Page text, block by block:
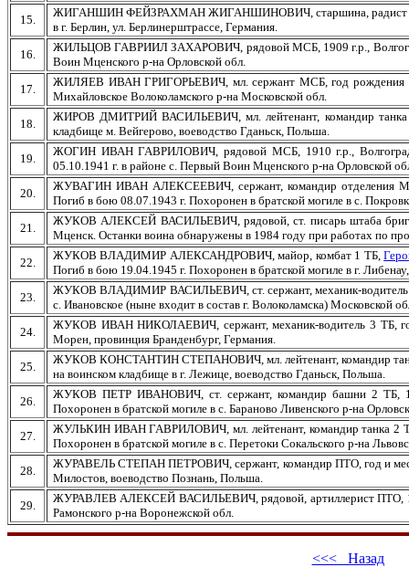
15.
ЖИГАНШИН ФЕЙЗРАХМАН ЖИГАНШИНОВИЧ, старшина, радист р/уп.,
в г. Берлин, ул. Берлинерштрассе, Германия.
16.
ЖИЛЬЦОВ ГАВРИИЛ ЗАХАРОВИЧ, рядовой МСБ, 1909 г.р.,
Воин Мценского р-на Орловской обл.
17.
ЖИЛЯЕВ ИВАН ГРИГОРЬЕВИЧ, мл. сержант МСБ, год рождения не
Михайловское Волоколамского р-на Московской обл.
18.
ЖИРОВ ДМИТРИЙ ВАСИЛЬЕВИЧ, мл. лейтенант, командир танка
кладбище м. Вейгерово, воеводство Гданьск, Польша.
19.
ЖОГИН ИВАН ГАВРИЛОВИЧ, рядовой МСБ, 1910 г.р.,
05.10.1941 г. в районе с. Первый Воин Мценского р-на Орловской
20.
ЖУВАГИН ИВАН АЛЕКСЕЕВИЧ, сержант, командир отделения
Погиб в бою 08.07.1943 г. Похоронен в братской могиле в с.
21.
ЖУКОВ АЛЕКСЕЙ ВАСИЛЬЕВИЧ, рядовой, ст. писарь штаба
Мценск. Останки воина обнаружены в 1984 году при работах по
22.
ЖУКОВ ВЛАДИМИР АЛЕКСАНДРОВИЧ, майор, комбат 1 ТБ,
Погиб в бою 19.04.1945 г. Похоронен в братской могиле в г.
23.
ЖУКОВ ВЛАДИМИР ВАСИЛЬЕВИЧ, ст. сержант, механик-водитель 1
с. Ивановское (ныне входит в состав г. Волоколамска) Московской
24.
ЖУКОВ ИВАН НИКОЛАЕВИЧ, сержант, механик-водитель 3 ТБ,
Морен, провинция Бранденбург, Германия.
25.
ЖУКОВ КОНСТАНТИН СТЕПАНОВИЧ, мл. лейтенант, командир танка
на воинском кладбище в г. Лежице, воеводство Гданьск, Польша.
26.
ЖУКОВ ПЕТР ИВАНОВИЧ, ст. сержант, командир башни 2 ТБ,
Похоронен в братской могиле в с. Бараново Ливенского р-на
27.
ЖУЛЬКИН ИВАН ГАВРИЛОВИЧ, мл. лейтенант, командир танка 2
Похоронен в братской могиле в с. Перетоки Сокальского р-на
28.
ЖУРАВЕЛЬ СТЕПАН ПЕТРОВИЧ, сержант, командир ПТО, год и
Милостов, воеводство Познань, Польша.
29.
ЖУРАВЛЕВ АЛЕКСЕЙ ВАСИЛЬЕВИЧ, рядовой, артиллерист ПТО,
Рамонского р-на Воронежской обл.
<<< Назад